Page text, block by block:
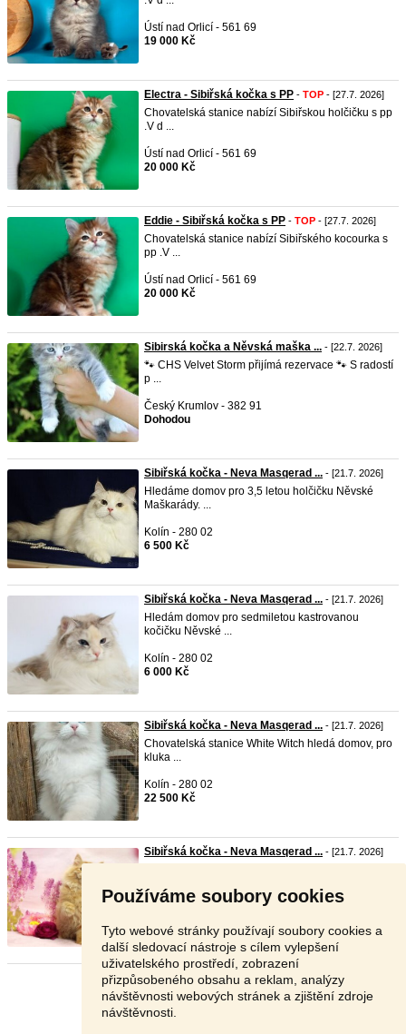
Používáme soubory cookies
Tyto webové stránky používají soubory cookies a
další sledovací nástroje s cílem vylepšení
uživatelského prostředí, zobrazení
přizpůsobeného obsahu a reklam, analýzy
návštěvnosti webových stránek a zjištění zdroje
návštěvnosti.
Ústí nad Orlicí - 561 69
19 000 Kč
Electra - Sibiřská kočka s PP - TOP - [27.7. 2026]
Chovatelská stanice nabízí Sibiřskou holčičku s pp
.V d ...
Ústí nad Orlicí - 561 69
20 000 Kč
Eddie - Sibiřská kočka s PP - TOP - [27.7. 2026]
Chovatelská stanice nabízí Sibiřského kocourka s
pp .V ...
Ústí nad Orlicí - 561 69
20 000 Kč
Sibirská kočka a Něvská maška ... - [22.7. 2026]
🐾 CHS Velvet Storm přijímá rezervace 🐾 S radostí
p ...
Český Krumlov - 382 91
Dohodou
Sibiřská kočka - Neva Masqerad ... - [21.7. 2026]
Hledáme domov pro 3,5 letou holčičku Něvské
Maškarády. ...
Kolín - 280 02
6 500 Kč
Sibiřská kočka - Neva Masqerad ... - [21.7. 2026]
Hledám domov pro sedmiletou kastrovanou
kočičku Něvské ...
Kolín - 280 02
6 000 Kč
Sibiřská kočka - Neva Masqerad ... - [21.7. 2026]
Chovatelská stanice White Witch hledá domov, pro
kluka ...
Kolín - 280 02
22 500 Kč
Sibiřská kočka - Neva Masqerad ... - [21.7. 2026]
22 000 Kč
Stránka: 1 2 Další